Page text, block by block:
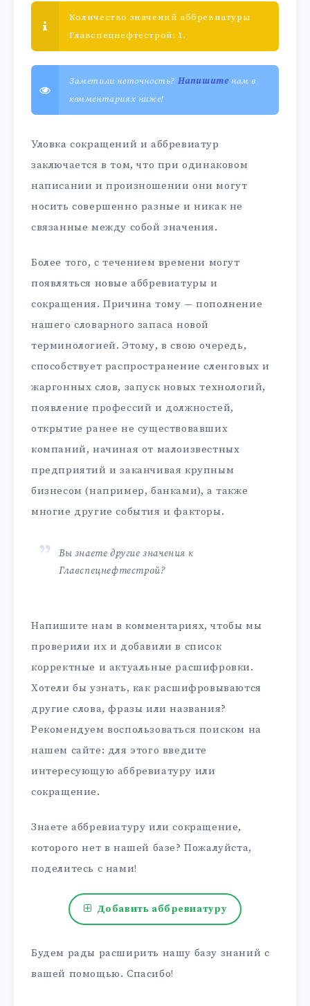
Количество значений аббревиатуры
Главспецнефтестрой: 1.
Заметили неточность? Напишитенам в
комментариях ниже!
Уловка сокращений и аббревиатур
заключается в том, что при одинаковом
написании и произношении они могут
носить совершенно разные и никак не
связанные между собой значения.
Более того, с течением времени могут
появляться новые аббревиатуры и
сокращения. Причина тому — пополнение
нашего словарного запаса новой
терминологией. Этому, в свою очередь,
способствует распространение сленговых и
жаргонных слов, запуск новых технологий,
появление профессий и должностей,
открытие ранее не существовавших
компаний, начиная от малоизвестных
предприятий и заканчивая крупным
бизнесом (например, банками), а также
многие другие события и факторы.
Вы знаете другие значения к
Главспецнефтестрой?
Напишите нам в комментариях, чтобы мы
проверили их и добавили в список
корректные и актуальные расшифровки.
Хотели бы узнать, как расшифровываются
другие слова, фразы или названия?
Рекомендуем воспользоваться поиском на
нашем сайте: для этого введите
интересующую аббревиатуру или
сокращение.
Знаете аббревиатуру или сокращение,
которого нет в нашей базе? Пожалуйста,
поделитесь с нами!
Добавить аббревиатуру
Будем рады расширить нашу базу знаний с
вашей помощью. Спасибо!